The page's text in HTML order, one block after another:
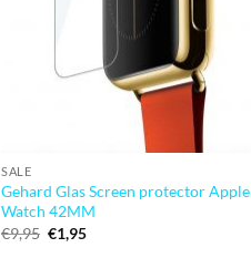
SALE
Gehard Glas Screen protector Apple
Watch 42MM
€9,95 Oorspronkelijke
prijs
€1,95Huidige